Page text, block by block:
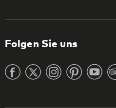
Folgen Sie uns